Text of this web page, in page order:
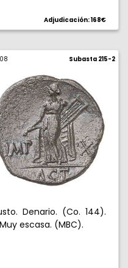
Adjudicación: 168€
Subasta 215-2
Denario. (Co. 144).
escasa. (MBC).